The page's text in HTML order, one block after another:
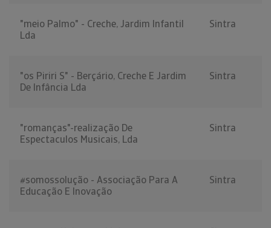
"meio Palmo" - Creche, Jardim Infantil
Lda
Sintra
"os Piriri S" - Berçário, Creche E Jardim
De Infância Lda
Sintra
"romanças"-realização De
Espectaculos Musicais, Lda
Sintra
#somossolução - Associação Para A
Educação E Inovação
Sintra